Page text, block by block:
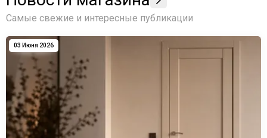
Самые свежие и интересные публикации
03 Июня 2026